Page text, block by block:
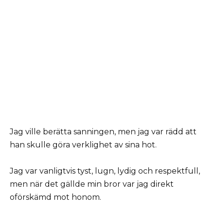
Jag ville berätta sanningen, men jag var rädd att
han skulle göra verklighet av sina hot.
Jag var vanligtvis tyst, lugn, lydig och respektfull,
men när det gällde min bror var jag direkt
oförskämd mot honom.